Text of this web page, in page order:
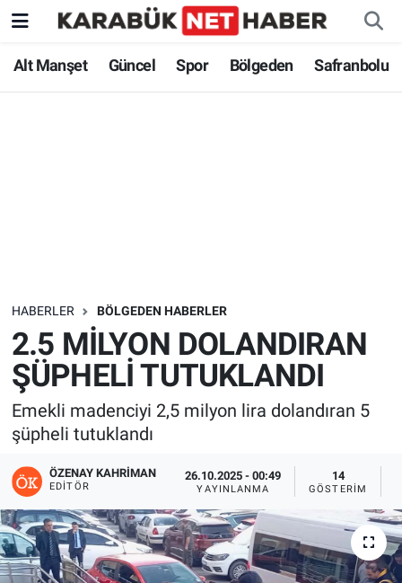
Alt Manşet Güncel Spor Bölgeden Safranbolu
HABERLER BÖLGEDEN HABERLER
2.5 MİLYON DOLANDIRAN
ŞÜPHELİ TUTUKLANDI
Emekli madenciyi 2,5 milyon lira dolandıran 5
şüpheli tutuklandı
ÖZENAY KAHRIMAN
EDITÖR
26.10.2025 - 00:49
YAYINLANMA
14
GÖSTERIM